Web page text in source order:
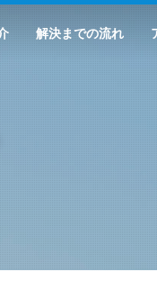
解決までの流れ